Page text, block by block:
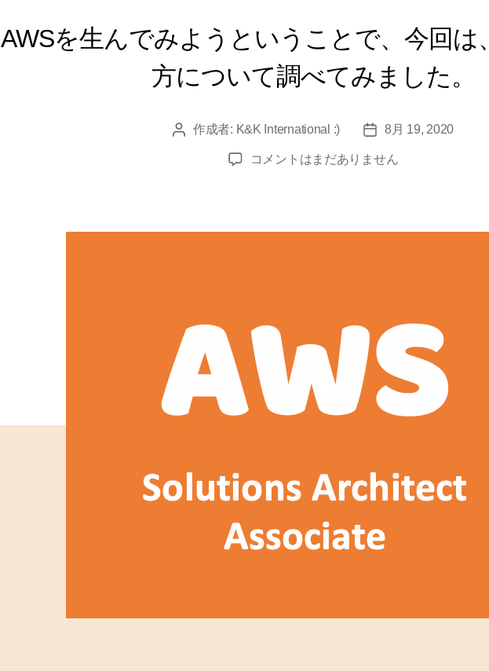
AWSを生んでみようということで、今回は
方について調べてみました。
投 作成者: K&K International :)
投
日
8月 19, 2020
A
学
V
P
C
を
よ
う
の
コメントはまだありません